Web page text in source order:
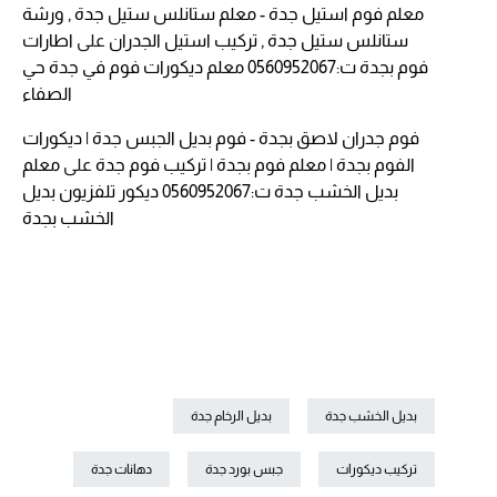
معلم فوم استيل جدة - معلم ستانلس ستيل جدة , ورشة
ستانلس ستيل جدة , تركيب استيل الجدران على اطارات
فوم بجدة ت:0560952067 معلم ديكورات فوم في جدة حي
الصفاء
فوم جدران لاصق بجدة - فوم بديل الجبس جدة | ديكورات
الفوم بجدة | معلم فوم بجدة | تركيب فوم جدة على معلم
بديل الخشب جدة ت:0560952067 ديكور تلفزيون بديل
الخشب بجدة
بديل الخشب جدة بديل الرخام جدة
تركيب ديكورات جبس بورد جدة دهانات جدة